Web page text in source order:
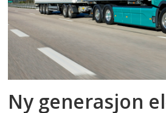
Ny generasjon